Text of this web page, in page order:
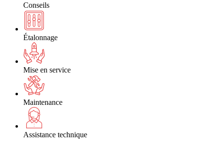
Conseils
Étalonnage
Mise en service
Maintenance
Assistance technique